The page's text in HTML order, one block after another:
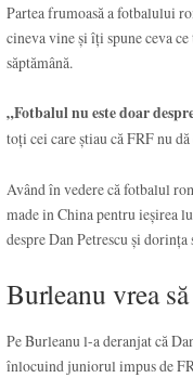
Partea frumoasă a fotbalului
cineva vine și îți spune ceva
săptămână.
„Fotbalul nu este doar
toți cei care știau că FRF nu
Având în vedere că fotbalul
made in China pentru ieșirea
despre Dan Petrescu și dorința
Burleanu vrea
Pe Burleanu l-a deranjat că
înlocuind juniorul impus de